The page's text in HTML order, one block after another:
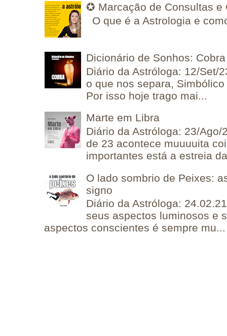
✪ Marcação de Consultas e
O que é a Astrologia e
Dicionário de Sonhos: Cobra
Diário da Astróloga: 12/Set/
o que nos separa,
Por isso hoje trago mai...
Marte em Libra
Diário da Astróloga: 23/
de 23 acontece muuuuita
importantes está a estreia
O lado sombrio de Peixes:
signo
Diário da Astróloga:
seus aspectos luminosos e
aspectos conscientes é sempre mu...